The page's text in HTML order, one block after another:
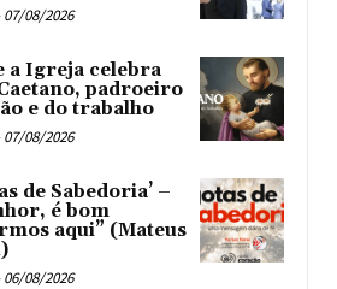
07/08/2026
a Igreja celebra
padroeiro
e do trabalho
07/08/2026
de Sabedoria’ –
é bom
aqui” (Mateus
06/08/2026